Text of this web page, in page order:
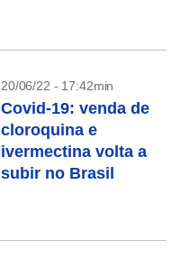
20/06/22 - 17:42min
Covid-19: venda de
cloroquina e
ivermectina volta a
subir no Brasil